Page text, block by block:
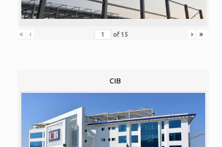
« ‹ of 15 › »
CIB